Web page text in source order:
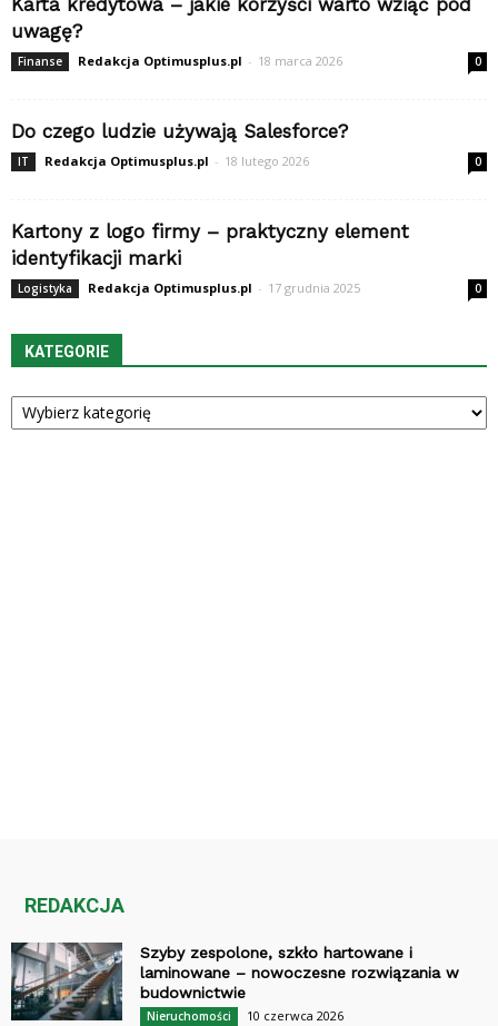
uwagę?
Finanse Redakcja Optimusplus.pl - 18 marca 2026 0
Do czego ludzie używają Salesforce?
IT Redakcja Optimusplus.pl - 18 lutego 2026 0
Kartony z logo firmy – praktyczny element
identyfikacji marki
Logistyka Redakcja Optimusplus.pl - 17 grudnia 2025 0
KATEGORIE
Kategorie
REDAKCJA
Szyby zespolone, szkło hartowane i
laminowane – nowoczesne rozwiązania w
budownictwie
Nieruchomości 10 czerwca 2026